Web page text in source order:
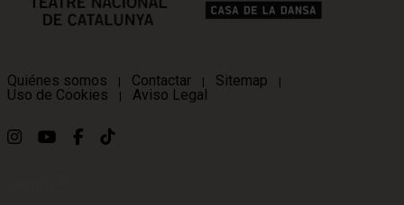
Quiénes somos | Contactar | Sitemap |
Uso de Cookies | Aviso Legal
Link a instagram
Link a youtube
Link a facebook
Link a ticktok